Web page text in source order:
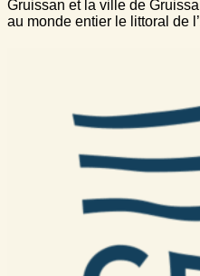
Gruissan et la ville de
au monde entier le littoral de